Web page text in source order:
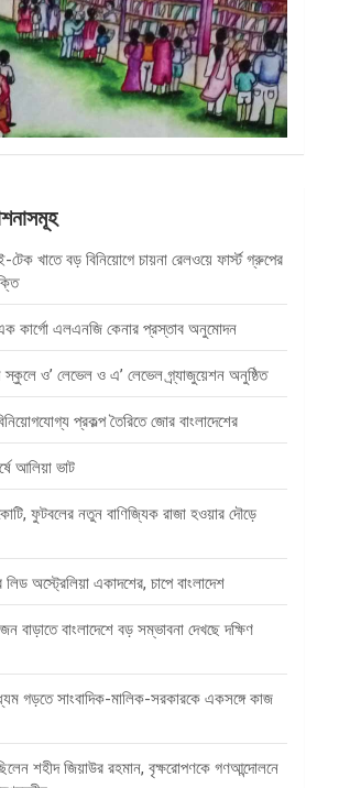
টেক খাতে বড় বিনিয়োগে চায়না রেলওয়ে ফার্স্ট গ্রুপের
কার্গো এলএনজি কেনার প্রস্তাব অনুমোদন
স্কুলে ও’ লেভেল ও এ’ লেভেল গ্র্যাজুয়েশন অনুষ্ঠিত
প্রকল্প তৈরিতে জোর বাংলাদেশের
আলিয়া ভাট
ফুটবলের নতুন বাণিজ্যিক রাজা হওয়ার দৌড়ে
অস্ট্রেলিয়া একাদশের, চাপে বাংলাদেশ
বাড়াতে বাংলাদেশে বড় সম্ভাবনা দেখছে দক্ষিণ
গড়তে সাংবাদিক-মালিক-সরকারকে একসঙ্গে কাজ
শহীদ জিয়াউর রহমান, বৃক্ষরোপণকে গণআন্দোলনে